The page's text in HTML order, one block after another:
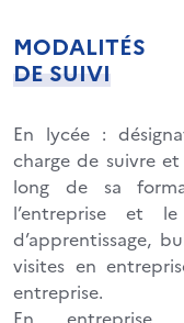
MODALITÉS
DE SUIVI
En lycée :
charge de suivre
long de sa
l’entreprise et le
d’apprentissage,
visites en
entreprise.
En entreprise